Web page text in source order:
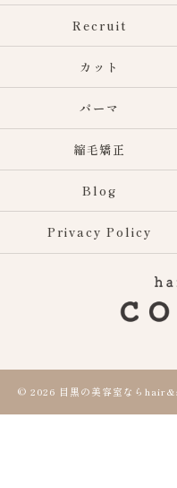
Recruit
カット
パーマ
縮毛矯正
Blog
Privacy Policy
© 2026 目黒の美容室なら